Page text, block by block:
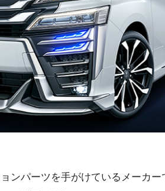
ンパーツを手がけているメーカー